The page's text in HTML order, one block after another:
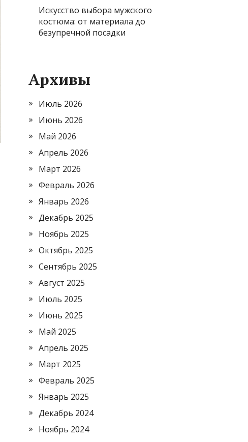
Искусство выбора мужского
костюма: от материала до
безупречной посадки
Архивы
Июль 2026
Июнь 2026
Май 2026
Апрель 2026
Март 2026
Февраль 2026
Январь 2026
Декабрь 2025
Ноябрь 2025
Октябрь 2025
Сентябрь 2025
Август 2025
Июль 2025
Июнь 2025
Май 2025
Апрель 2025
Март 2025
Февраль 2025
Январь 2025
Декабрь 2024
Ноябрь 2024